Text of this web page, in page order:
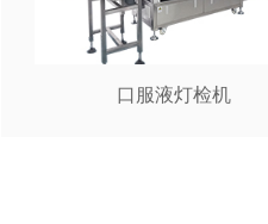
口服液灯检机